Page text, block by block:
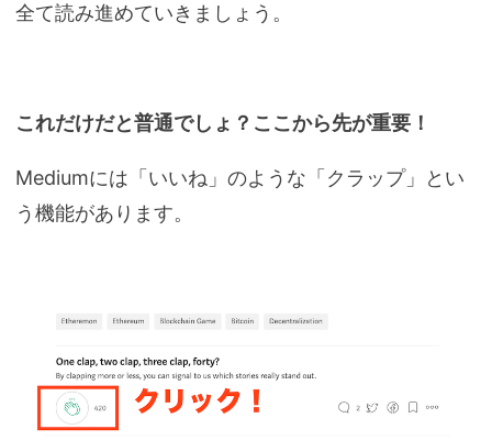
全て読み進めていきましょう。
これだけだと普通でしょ？ここから先が重要！
Mediumには「いいね」のような「クラップ」とい
う機能があります。